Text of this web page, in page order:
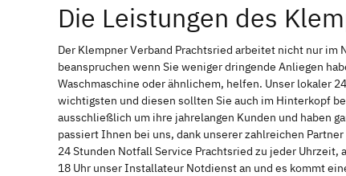
Die Leistungen des
Der Klempner Verband Prachtsried arbeitet nicht nur
beanspruchen wenn Sie weniger dringende Anliegen
Waschmaschine oder ähnlichem, helfen. Unser lokaler
wichtigsten und diesen sollten Sie auch im Hinterkopf
ausschließlich um ihre jahrelangen Kunden und haben
passiert Ihnen bei uns, dank unserer zahlreichen
24 Stunden Notfall Service Prachtsried zu jeder Uhrzeit,
18 Uhr unser Installateur Notdienst an und es kommt